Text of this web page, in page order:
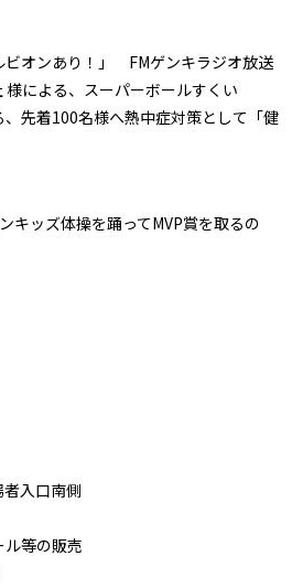
オンあり！」 FMゲンキラジオ放送
による、スーパーボールすくい
先着100名様へ熱中症対策として「健
キッズ体操を踊ってMVP賞を取るの
者入口南側
等の販売